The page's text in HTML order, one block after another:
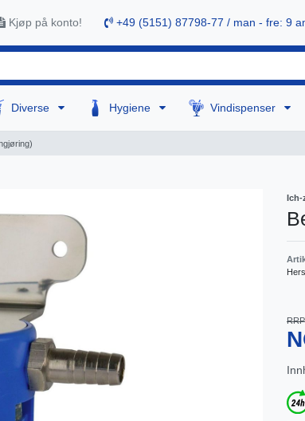
Kjøp på konto! +49 (5151) 87798-77 / man - fre: 9
Diverse Hygiene Vindispenser